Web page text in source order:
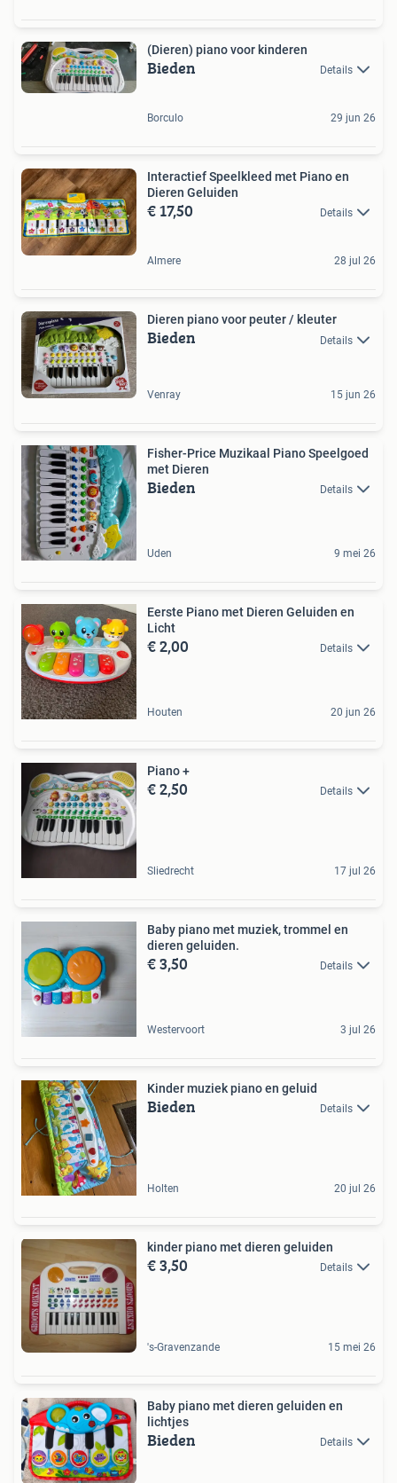
(Dieren) piano voor kinderen
Bieden Details
Borculo 29 jun 26
Interactief Speelkleed met Piano en
Dieren Geluiden
€ 17,50 Details
Almere 28 jul 26
Dieren piano voor peuter / kleuter
Bieden Details
Venray 15 jun 26
Fisher-Price Muzikaal Piano Speelgoed
met Dieren
Bieden Details
Uden 9 mei 26
Eerste Piano met Dieren Geluiden en
Licht
€ 2,00 Details
Houten 20 jun 26
Piano +
€ 2,50 Details
Sliedrecht 17 jul 26
Baby piano met muziek, trommel en
dieren geluiden.
€ 3,50 Details
Westervoort 3 jul 26
Kinder muziek piano en geluid
Bieden Details
Holten 20 jul 26
kinder piano met dieren geluiden
€ 3,50 Details
's-Gravenzande 15 mei 26
Baby piano met dieren geluiden en
lichtjes
Bieden Details